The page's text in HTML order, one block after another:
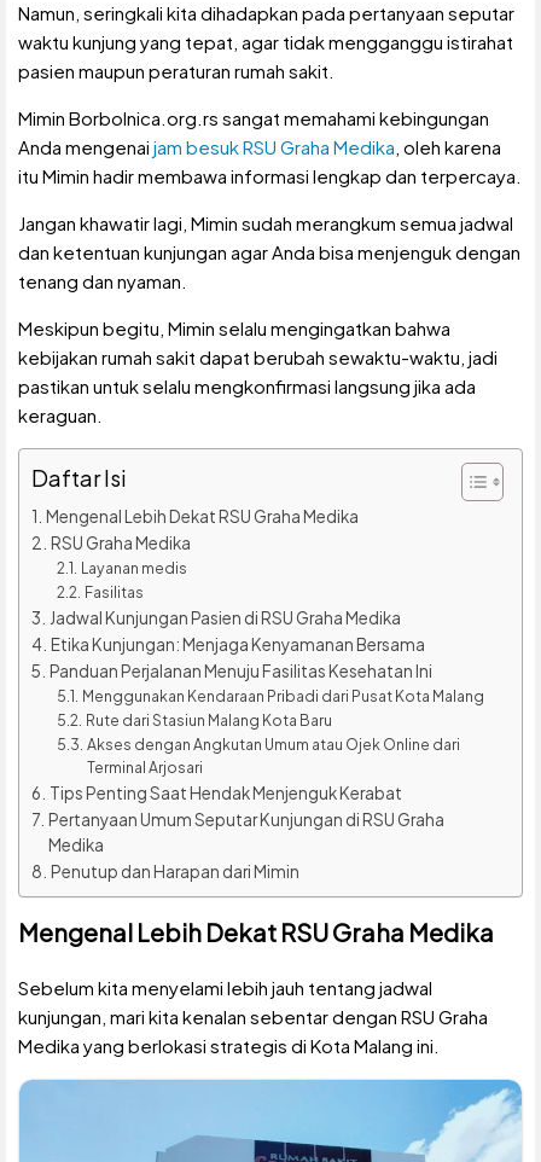
Namun, seringkali kita dihadapkan pada pertanyaan seputar
waktu kunjung yang tepat, agar tidak mengganggu istirahat
pasien maupun peraturan rumah sakit.
Mimin Borbolnica.org.rs sangat memahami kebingungan
Anda mengenai jam besuk RSU Graha Medika, oleh karena
itu Mimin hadir membawa informasi lengkap dan terpercaya.
Jangan khawatir lagi, Mimin sudah merangkum semua jadwal
dan ketentuan kunjungan agar Anda bisa menjenguk dengan
tenang dan nyaman.
Meskipun begitu, Mimin selalu mengingatkan bahwa
kebijakan rumah sakit dapat berubah sewaktu-waktu, jadi
pastikan untuk selalu mengkonfirmasi langsung jika ada
keraguan.
Daftar Isi
Mengenal Lebih Dekat RSU Graha Medika
RSU Graha Medika
Layanan medis
Fasilitas
Jadwal Kunjungan Pasien di RSU Graha Medika
Etika Kunjungan: Menjaga Kenyamanan Bersama
Panduan Perjalanan Menuju Fasilitas Kesehatan Ini
Menggunakan Kendaraan Pribadi dari Pusat Kota Malang
Rute dari Stasiun Malang Kota Baru
Akses dengan Angkutan Umum atau Ojek Online dari
Terminal Arjosari
Tips Penting Saat Hendak Menjenguk Kerabat
Pertanyaan Umum Seputar Kunjungan di RSU Graha
Medika
Penutup dan Harapan dari Mimin
Mengenal Lebih Dekat RSU Graha Medika
Sebelum kita menyelami lebih jauh tentang jadwal
kunjungan, mari kita kenalan sebentar dengan RSU Graha
Medika yang berlokasi strategis di Kota Malang ini.